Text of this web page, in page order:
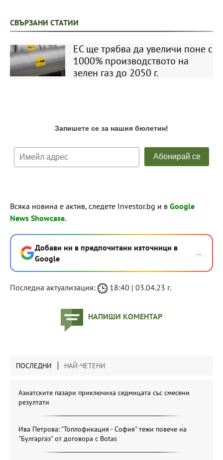
СВЪРЗАНИ СТАТИИ
ЕС ще трябва да увеличи поне с
1000% производството на
зелен газ до 2050 г.
Всяка новина е актив, следете Investor.bg и в Google
News Showcase.
Добави ни в предпочитани източници в
Google
→
Последна актуализация: 18:40 | 03.04.23 г.
НАПИШИ КОМЕНТАР
ПОСЛЕДНИ НАЙ-ЧЕТЕНИ
Азиатските пазари приключиха седмицата със смесени
резултати
Ива Петрова: "Топлофикация - София" тежи повече на
"Булгаргаз" от договора с Botas